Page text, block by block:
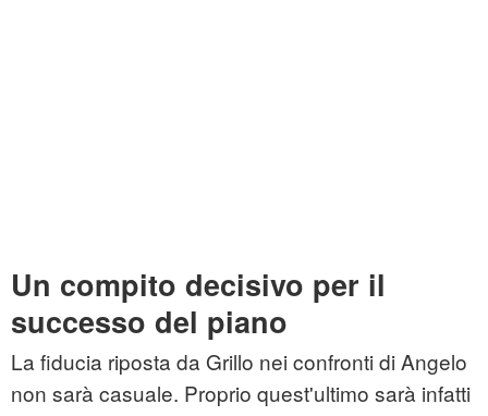
Un compito decisivo per il
successo del piano
La fiducia riposta da Grillo nei confronti di Angelo
non sarà casuale. Proprio quest'ultimo sarà infatti